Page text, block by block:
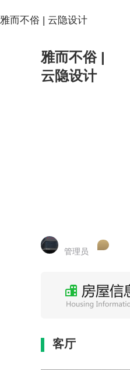
雅而不俗 | 云隐设计
雅而不俗 |
云隐设计
管理员
客厅